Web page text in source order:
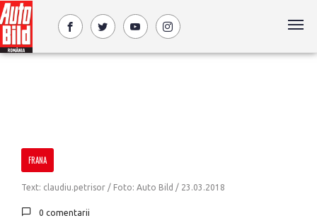
FRANA
Text: claudiu.petrisor / Foto: Auto Bild / 23.03.2018
0 comentarii